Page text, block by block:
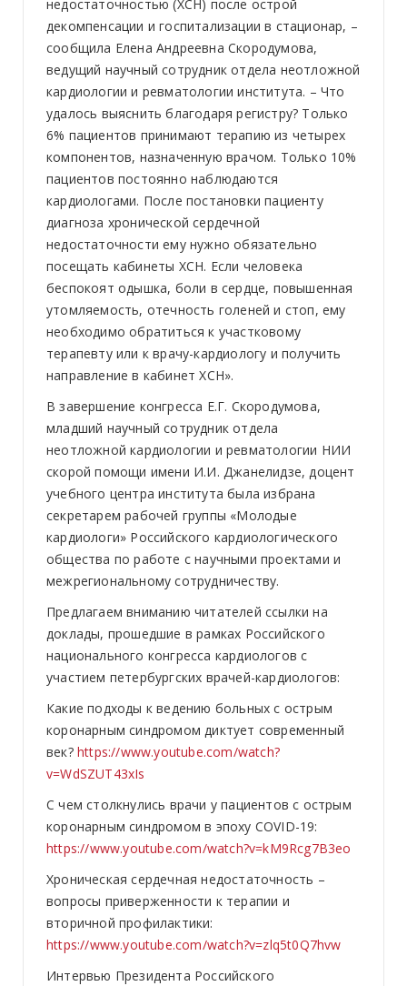
недостаточностью (ХСН) после острой
декомпенсации и госпитализации в стационар, –
сообщила Елена Андреевна Скородумова,
ведущий научный сотрудник отдела неотложной
кардиологии и ревматологии института. – Что
удалось выяснить благодаря регистру? Только
6% пациентов принимают терапию из четырех
компонентов, назначенную врачом. Только 10%
пациентов постоянно наблюдаются
кардиологами. После постановки пациенту
диагноза хронической сердечной
недостаточности ему нужно обязательно
посещать кабинеты ХСН. Если человека
беспокоят одышка, боли в сердце, повышенная
утомляемость, отечность голеней и стоп, ему
необходимо обратиться к участковому
терапевту или к врачу-кардиологу и получить
направление в кабинет ХСН».
В завершение конгресса Е.Г. Скородумова,
младший научный сотрудник отдела
неотложной кардиологии и ревматологии НИИ
скорой помощи имени И.И. Джанелидзе, доцент
учебного центра института была избрана
секретарем рабочей группы «Молодые
кардиологи» Российского кардиологического
общества по работе с научными проектами и
межрегиональному сотрудничеству.
Предлагаем вниманию читателей ссылки на
доклады, прошедшие в рамках Российского
национального конгресса кардиологов с
участием петербургских врачей-кардиологов:
Какие подходы к ведению больных с острым
коронарным синдромом диктует современный
век? https://www.youtube.com/watch?
v=WdSZUT43xIs
С чем столкнулись врачи у пациентов с острым
коронарным синдромом в эпоху СOVID-19:
https://www.youtube.com/watch?v=kM9Rcg7B3eo
Хроническая сердечная недостаточность –
вопросы приверженности к терапии и
вторичной профилактики:
https://www.youtube.com/watch?v=zlq5t0Q7hvw
Интервью Президента Российского